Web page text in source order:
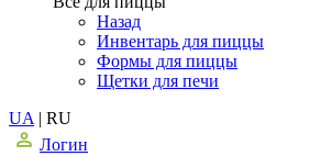
Назад
Инвентарь для пиццы
Формы для пиццы
Щетки для печи
UA | RU
Логин